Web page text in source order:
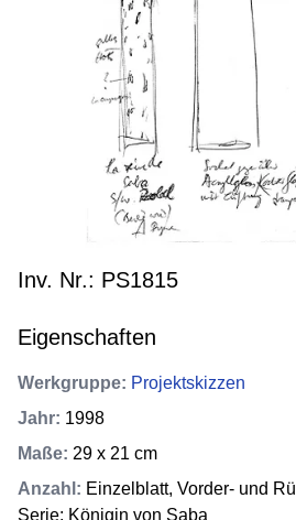
Inv. Nr.: PS1815
Eigenschaften
Werkgruppe: Projektskizzen
Jahr: 1998
Maße: 29 x 21 cm
Anzahl : Einzelblatt, Vorder- und
Serie: Königin von Saba